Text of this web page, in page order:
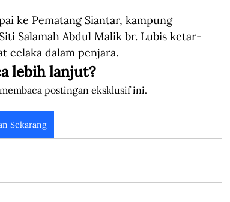
ke Pematang Siantar, kampung
Salamah Abdul Malik br. Lubis ketar-
celaka dalam penjara.
lebih lanjut?
postingan eksklusif ini.
Sekarang